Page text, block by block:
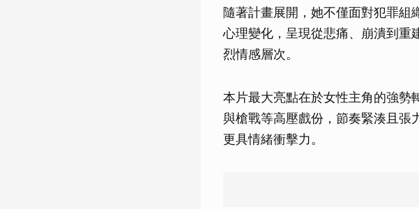
隨著計畫展開，她不僅面對犯罪組
心理變化，呈現從悲痛、崩潰到重
烈情感層次。
本片最大亮點在於女性主角的強勢
與槍戰等高壓戲份，節奏緊湊且張
更具情緒衝擊力。